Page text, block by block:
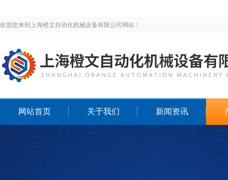
欢迎您来到上海橙文自动化机械设备有限公司网站！
网站首页 关于我们 新闻资讯